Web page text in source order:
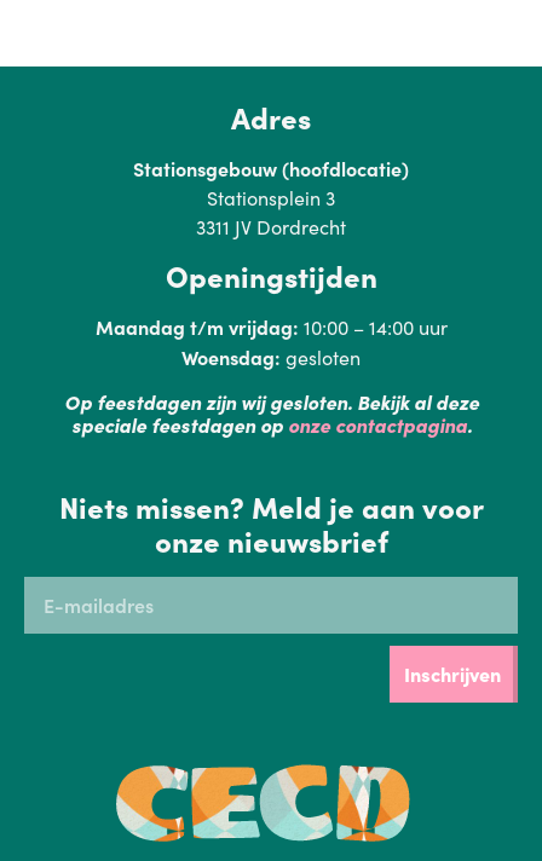
Adres
Stationsgebouw (hoofdlocatie)
Stationsplein 3
3311 JV Dordrecht
Openingstijden
Maandag t/m vrijdag: 10:00 – 14:00 uur
Woensdag: gesloten
Op feestdagen zijn wij gesloten. Bekijk al deze
speciale feestdagen op onze contactpagina.
Niets missen? Meld je aan voor
onze nieuwsbrief
Inschrijven